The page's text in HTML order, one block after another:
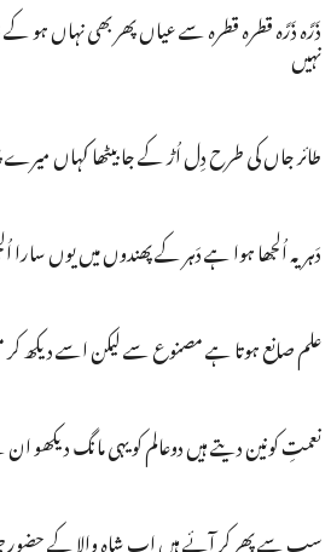
ذَرَّہ ذَرَّہ قطرہ قطرہ سے عیاں پھر بھی نہاں ہو
نہیں
طائر جاں کی طرح دِل اُڑ کے جا بیٹھا کہاں میرے
دَہریہ اُلجھا ہوا ہے دَہر کے پھندوں میں یوں سارا
علم صانع ہوتا ہے مصنوع سے لیکن اسے دیکھ کر
نعمتِ کونین دیتے ہیں دوعالم کو یہی مانگ دیکھو ان
سب سے پھر کر آئے ہیں اب شاہِ والا کے حضور